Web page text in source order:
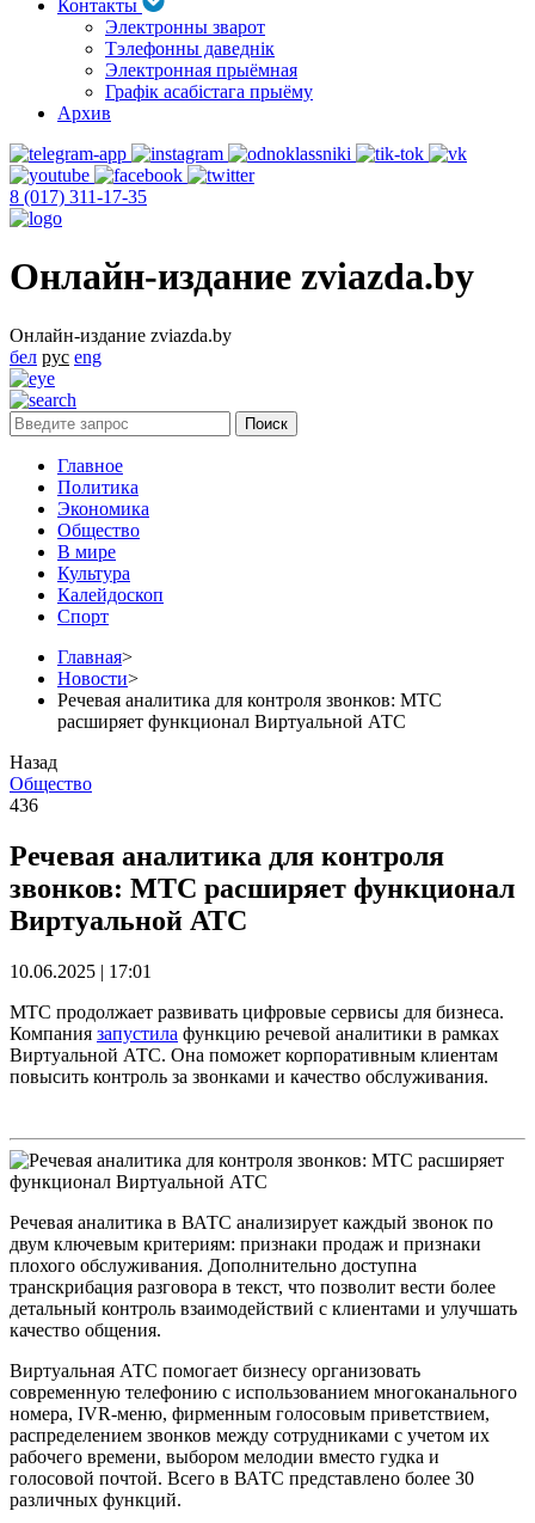
Контакты
Электронны зварот
Тэлефонны даведнік
Электронная прыёмная
Графік асабістага прыёму
Архив
8 (017) 311-17-35
Онлайн-издание zviazda.by
Онлайн-издание zviazda.by
бел рус eng
Главное
Политика
Экономика
Общество
В мире
Культура
Калейдоскоп
Спорт
Главная>
Новости>
Речевая аналитика для контроля звонков: МТС
расширяет функционал Виртуальной АТС
Назад
Общество
436
Речевая аналитика для контроля
звонков: МТС расширяет функционал
Виртуальной АТС
10.06.2025 | 17:01
МТС продолжает развивать цифровые сервисы для бизнеса.
Компания запустила функцию речевой аналитики в рамках
Виртуальной АТС. Она поможет корпоративным клиентам
повысить контроль за звонками и качество обслуживания.
Речевая аналитика в ВАТС анализирует каждый звонок по
двум ключевым критериям: признаки продаж и признаки
плохого обслуживания. Дополнительно доступна
транскрибация разговора в текст, что позволит вести более
детальный контроль взаимодействий с клиентами и улучшать
качество общения.
Виртуальная АТС помогает бизнесу организовать
современную телефонию с использованием многоканального
номера, IVR-меню, фирменным голосовым приветствием,
распределением звонков между сотрудниками с учетом их
рабочего времени, выбором мелодии вместо гудка и
голосовой почтой. Всего в ВАТС представлено более 30
различных функций.